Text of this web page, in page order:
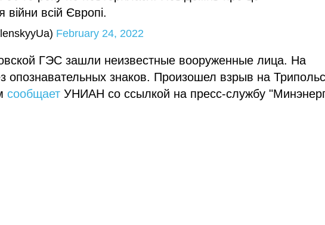
всій Європі.
February 24, 2022
ГЭС зашли неизвестные вооруженные лица. На
опознавательных знаков. Произошел взрыв на
сообщает УНИАН со ссылкой на пресс-службу